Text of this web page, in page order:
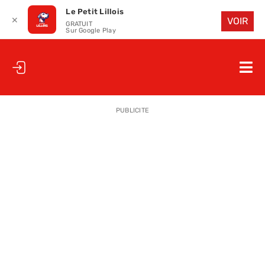
à
PUBLICITE
✕
Le Petit Lillois
GRATUIT
Sur Google Play
VOIR